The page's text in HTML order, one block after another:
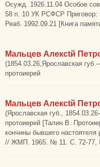
Осужд. 1926.11.04 Особое
58 п. 10 УК РСФСР Приговор:
Реаб. 1992.09.21 [Книга
Мальцев Алексtй
(1854.03.26,Ярославская
протоиерей
Мальцев Алексtй
(Ярославская губ.,
протоиерей [Талин В.
кончины бывшего
// ЖМП. 1965. № 11. С. 72-77,